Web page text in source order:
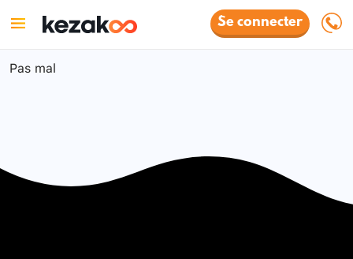
Se connecter
Pas mal